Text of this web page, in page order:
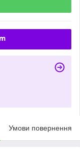
Умови повернення